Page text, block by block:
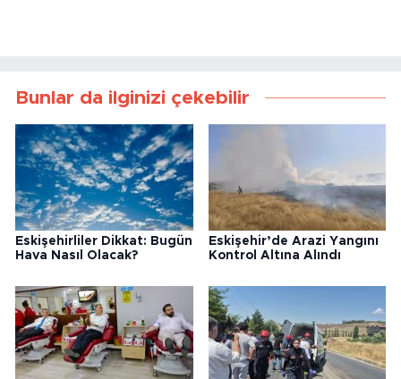
Bunlar da ilginizi çekebilir
Eskişehirliler Dikkat: Bugün
Hava Nasıl Olacak?
Eskişehir’de Arazi Yangını
Kontrol Altına Alındı